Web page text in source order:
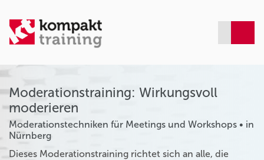
Moderationstraining: Wirkungsvoll
moderieren
Moderationstechniken für Meetings und Workshops • in
Nürnberg
Dieses Moderationstraining richtet sich an alle, die